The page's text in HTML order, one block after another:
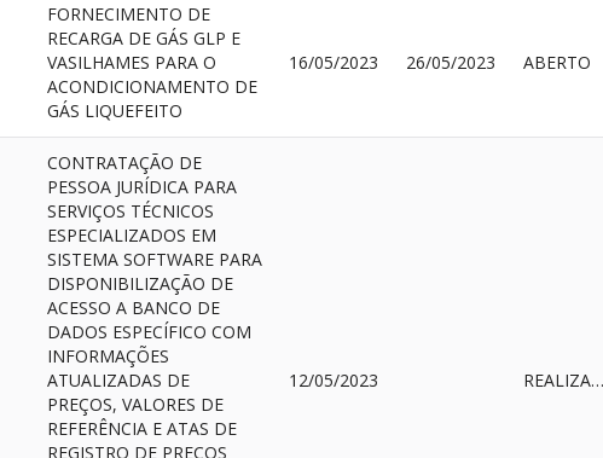
FORNECIMENTO DE
RECARGA DE GÁS GLP E
VASILHAMES PARA O
ACONDICIONAMENTO DE
GÁS LIQUEFEITO
16/05/2023 26/05/2023 ABERTO
CONTRATAÇÃO DE
PESSOA JURÍDICA PARA
SERVIÇOS TÉCNICOS
ESPECIALIZADOS EM
SISTEMA SOFTWARE PARA
DISPONIBILIZAÇÃO DE
ACESSO A BANCO DE
DADOS ESPECÍFICO COM
INFORMAÇÕES
ATUALIZADAS DE
PREÇOS, VALORES DE
REFERÊNCIA E ATAS DE
REGISTRO DE PREÇOS
12/05/2023 REALIZADO